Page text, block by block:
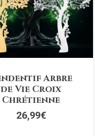
Arbre
de Vie Croix
Chrétienne
26,99€